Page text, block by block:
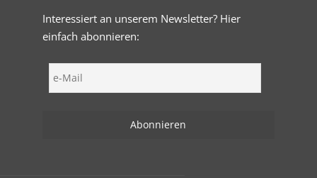
Interessiert an unserem Newsletter? Hier
einfach abonnieren: